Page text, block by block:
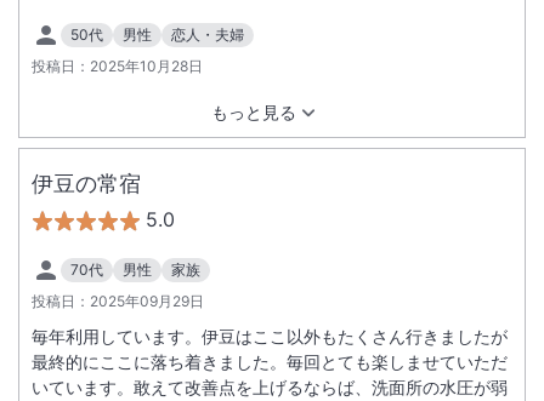
50代 男性
恋人・夫婦
投稿日： 2025年10月28日
もっと見る
伊豆の常宿
5.0
70代 男性
家族
投稿日： 2025年09月29日
毎年利用しています。伊豆はここ以外もたくさん行きましたが
最終的にここに落ち着きました。毎回とても楽しませていただ
いています。敢えて改善点を上げるならば、洗面所の水圧が弱